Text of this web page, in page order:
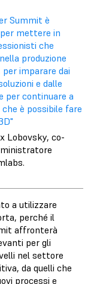
Summit è
mettere in
che
produzione
imparare dai
e dalle
per continuare a
è possibile fare
Lobovsky, co-
a utilizzare
perché il
affronterà
per gli
nel settore
da quelli che
processi e